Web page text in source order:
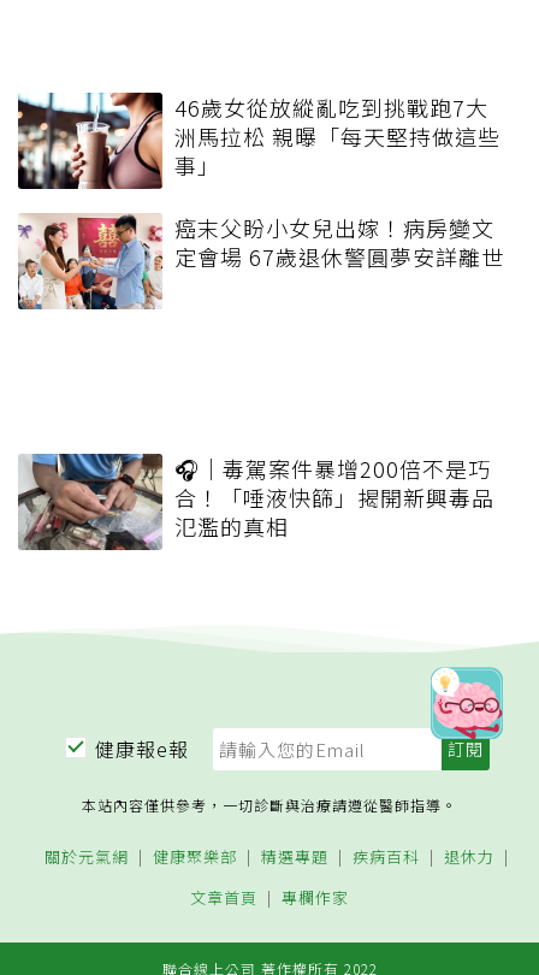
46歲女從放縱亂吃到挑戰跑7大
洲馬拉松 親曝「每天堅持做這些
事」
癌末父盼小女兒出嫁！病房變文
定會場 67歲退休警圓夢安詳離世
🎧｜毒駕案件暴增200倍不是巧
合！「唾液快篩」揭開新興毒品
氾濫的真相
健康報e報
本站內容僅供參考，一切診斷與治療請遵從醫師指導。
關於元氣網 健康聚樂部 精選專題 疾病百科
退休力
文章首頁
專欄作家
聯合線上公司 著作權所有 2022